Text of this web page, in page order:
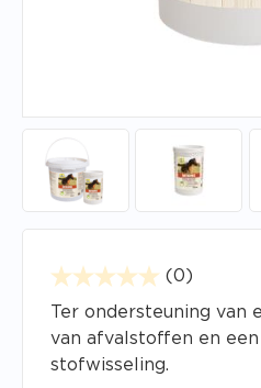
(0)
Ter ondersteuning van
van afvalstoffen en
stofwisseling.